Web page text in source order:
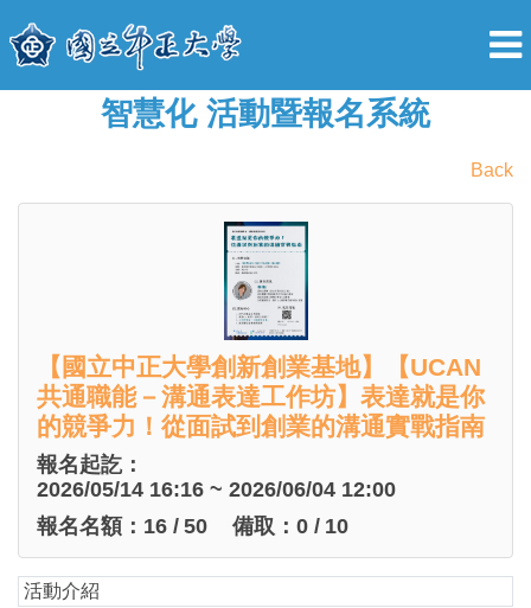
智慧化 活動暨報名系統
Back
【國立中正大學創新創業基地】【UCAN
共通職能－溝通表達工作坊】表達就是你
的競爭力！從面試到創業的溝通實戰指南
報名起訖：
2026/05/14 16:16 ~ 2026/06/04 12:00
報名名額： 16 / 50 備取： 0 / 10
活動介紹